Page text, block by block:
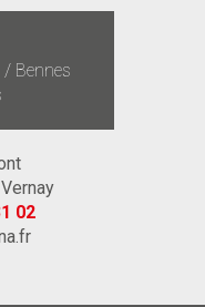
Bennes
02